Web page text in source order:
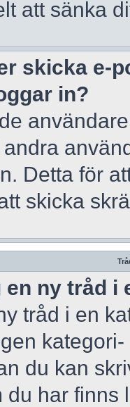
att sänka
skicka e-
in?
Detta för
skicka
en ny tråd i
tråd i en
du kan
du har finns